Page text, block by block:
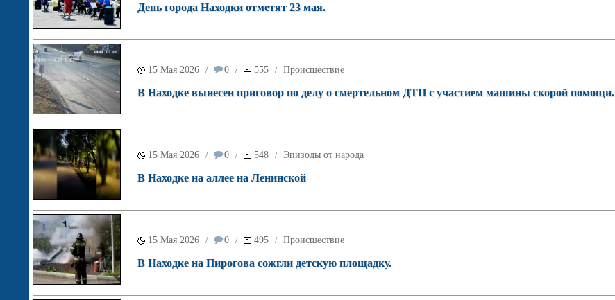
День города Находки отметят 23 мая.
15 Мая 2026 / 0 / 555 / Происшествие
В Находке вынесен приговор по делу о смертельном ДТП с участием машины скорой помощи.
15 Мая 2026 / 0 / 548 / Эпизоды от народа
В Находке на аллее на Ленинской
15 Мая 2026 / 0 / 495 / Происшествие
В Находке на Пирогова сожгли детскую площадку.